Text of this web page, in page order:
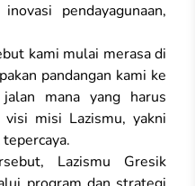
pendayagunaan,
kami mulai merasa di
pandangan kami ke
mana yang harus
misi Lazismu, yakni
Lazismu Gresik